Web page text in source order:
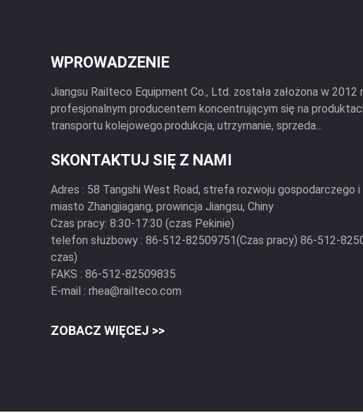
WPROWADZENIE
Jiangsu Railteco Equipment Co., Ltd. została założona w 2012
profesjonalnym producentem koncentrującym się na
transportu kolejowego.produkcja, utrzymanie, sprzeda...
SKONTAKTUJ SIĘ Z NAMI
Adres : 58 Tangshi West Road, strefa rozwoju gospodarczego
miasto Zhangjiagang, prowincja Jiangsu, Chiny
Czas pracy: 8:30-17:30 (czas Pekinie)
telefon służbowy : 86-512-82509751(Czas pracy) 86-512-
czas)
FAKS : 86-512-82509835
E-mail : rhea@railteco.com
ZOBACZ WIĘCEJ >>